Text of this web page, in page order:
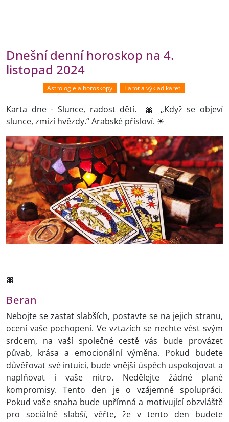
Dnešní denní horoskop na 4.
listopad 2024
Astrologie a horoskopy Tarot a výklad karet
Karta dne - Slunce, radost dětí. 🎀 „Když se objeví
slunce, zmizí hvězdy.“ Arabské přísloví. ☀
🎀
Beran
Nebojte se zastat slabších, postavte se na jejich stranu,
ocení vaše pochopení. Ve vztazích se nechte vést svým
srdcem, na vaší společné cestě vás bude provázet
půvab, krása a emocionální výměna. Pokud budete
důvěřovat své intuici, bude vnější úspěch uspokojovat a
naplňovat i vaše nitro. Nedělejte žádné plané
kompromisy. Tento den je o vzájemné spolupráci.
Pokud vaše snaha bude upřímná a motivující obzvláště
pro sociálně slabší, věřte, že v tento den budete